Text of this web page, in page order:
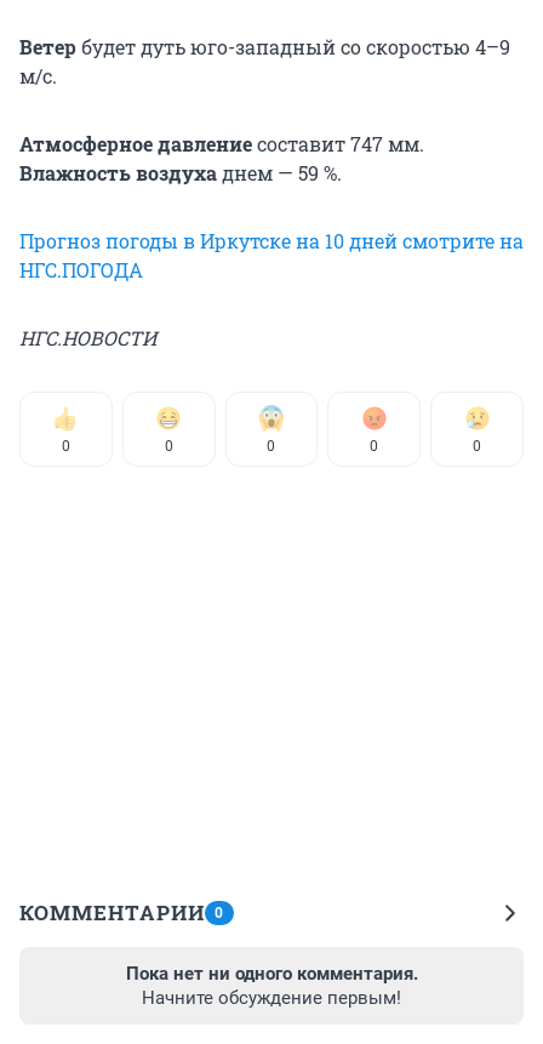
Ветербудет дуть юго-западный со скоростью 4–9
м/с.
Атмосферное давлениесоставит 747 мм.
Влажность воздухаднем — 59 %.
Прогноз погоды в Иркутске на 10 дней смотрите на
НГС.ПОГОДА
НГС.НОВОСТИ
0 0 0 0 0
КОММЕНТАРИИ 0
Пока нет ни одного комментария.
Начните обсуждение первым!